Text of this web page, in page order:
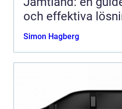
och effektiva
Simon Hagberg